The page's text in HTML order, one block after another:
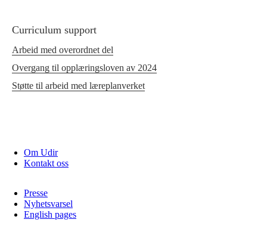
Curriculum support
Arbeid med overordnet del
Overgang til opplæringsloven av 2024
Støtte til arbeid med læreplanverket
Om Udir
Kontakt oss
Presse
Nyhetsvarsel
English pages